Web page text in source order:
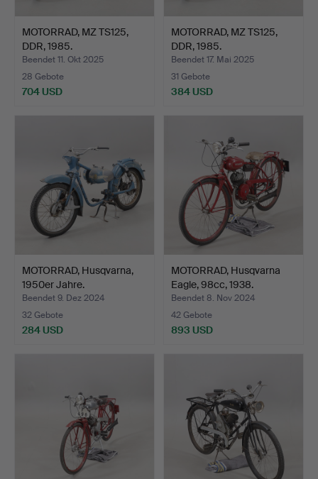
MOTORRAD, MZ TS125,
DDR, 1985.
Beendet 11. Okt 2025
28 Gebote
704 USD
MOTORRAD, MZ TS125,
DDR, 1985.
Beendet 17. Mai 2025
31 Gebote
384 USD
MOTORRAD, Husqvarna,
1950er Jahre.
Beendet 9. Dez 2024
32 Gebote
284 USD
MOTORRAD, Husqvarna
Eagle, 98cc, 1938.
Beendet 8. Nov 2024
42 Gebote
893 USD